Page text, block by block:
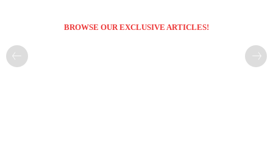
BROWSE OUR EXCLUSIVE ARTICLES!